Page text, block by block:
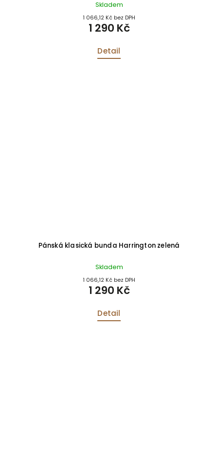
Skladem
1 066,12 Kč bez DPH
1 290 Kč
Detail
Pánská klasická bunda Harrington zelená
Skladem
1 066,12 Kč bez DPH
1 290 Kč
Detail